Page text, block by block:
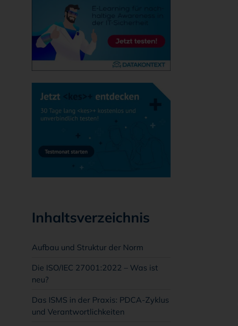
Inhaltsverzeichnis
Aufbau und Struktur der Norm
Die ISO/IEC 27001:2022 – Was ist
neu?
Das ISMS in der Praxis: PDCA-Zyklus
und Verantwortlichkeiten